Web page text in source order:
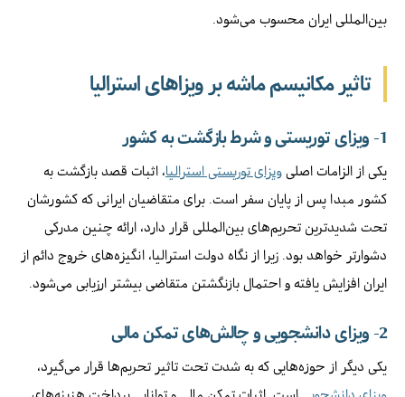
بین‌المللی ایران محسوب می‌شود.
تاثیر مکانیسم ماشه بر ویزاهای استرالیا
1- ویزای توریستی و شرط بازگشت به کشور
یکی از الزامات اصلی ویزای توریستی استرالیا، اثبات قصد بازگشت به
کشور مبدا پس از پایان سفر است. برای متقاضیان ایرانی که کشورشان
تحت شدیدترین تحریم‌های بین‌المللی قرار دارد، ارائه چنین مدرکی
دشوارتر خواهد بود. زیرا از نگاه دولت استرالیا، انگیزه‌های خروج دائم از
ایران افزایش یافته و احتمال بازنگشتن متقاضی بیشتر ارزیابی می‌شود.
2- ویزای دانشجویی و چالش‌های تمکن مالی
یکی دیگر از حوزه‌هایی که به شدت تحت تاثیر تحریم‌ها قرار می‌گیرد،